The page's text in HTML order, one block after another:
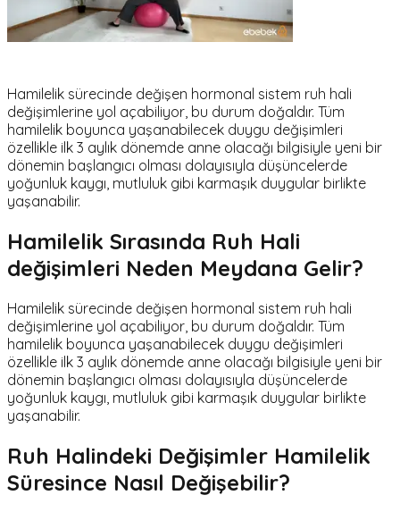
Hamilelik sürecinde değişen hormonal sistem ruh hali
değişimlerine yol açabiliyor, bu durum doğaldır. Tüm
hamilelik boyunca yaşanabilecek duygu değişimleri
özellikle ilk 3 aylık dönemde anne olacağı bilgisiyle yeni bir
dönemin başlangıcı olması dolayısıyla düşüncelerde
yoğunluk kaygı, mutluluk gibi karmaşık duygular birlikte
yaşanabilir.
Hamilelik Sırasında Ruh Hali
değişimleri Neden Meydana Gelir?
Hamilelik sürecinde değişen hormonal sistem ruh hali
değişimlerine yol açabiliyor, bu durum doğaldır. Tüm
hamilelik boyunca yaşanabilecek duygu değişimleri
özellikle ilk 3 aylık dönemde anne olacağı bilgisiyle yeni bir
dönemin başlangıcı olması dolayısıyla düşüncelerde
yoğunluk kaygı, mutluluk gibi karmaşık duygular birlikte
yaşanabilir.
Ruh Halindeki Değişimler Hamilelik
Süresince Nasıl Değişebilir?